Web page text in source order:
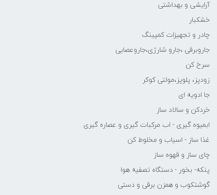
آرایشی و بهداشتی
خشکبار
چادر و تجهیزات کمپینگ
جاروبرقی ،جارو شارژی،جاروعصایی
سرخ کن
زودپز، پلوپز،مولتی کوکر
جا ادویه ای
خردکن و سالاد ساز
ابمیوه گیری - اب مرکبات گیری و عصاره گیری
غذا ساز - اسیاب و مخلوط کن
چای ساز و قهوه ساز
پنکه- بخور - دستگاه تصفیه هوا
گوشتکوب و همزن برقی و دستی